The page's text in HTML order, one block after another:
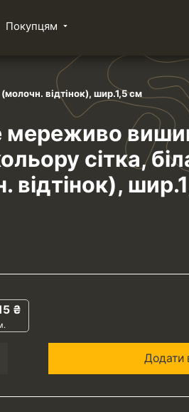
Покупцям
відтінок), шир.1,5 см
сітка,
відтінок),
₴
Додати